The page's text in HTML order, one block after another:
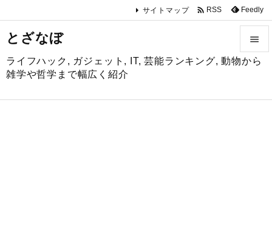
とざなぼ
ライフハック, ガジェット, IT, 芸能ランキング, 動物から
雑学や哲学まで幅広く紹介



サイトマップ  RSS Feedly